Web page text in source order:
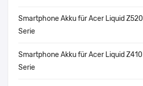
Smartphone Akku für Acer Liquid Z520
Serie
Smartphone Akku für Acer Liquid Z410
Serie